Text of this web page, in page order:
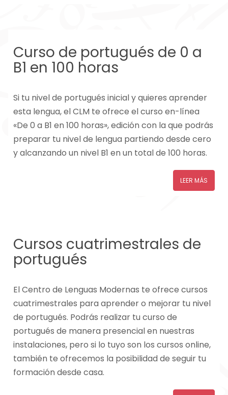
Curso de portugués de 0 a
B1 en 100 horas
Si tu nivel de portugués inicial y quieres aprender
esta lengua, el CLM te ofrece el curso en-línea
«De 0 a B1 en 100 horas», edición con la que podrás
preparar tu nivel de lengua partiendo desde cero
y alcanzando un nivel B1 en un total de 100 horas.
LEER MÁS
Cursos cuatrimestrales de
portugués
El Centro de Lenguas Modernas te ofrece cursos
cuatrimestrales para aprender o mejorar tu nivel
de portugués. Podrás realizar tu curso de
portugués de manera presencial en nuestras
instalaciones, pero si lo tuyo son los cursos online,
también te ofrecemos la posibilidad de seguir tu
formación desde casa.